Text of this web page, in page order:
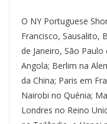
O NY Portuguese
Francisco, Sausalito,
de Janeiro, São
Angola; Berlim na
da China; Paris em
Nairobi no Quénia;
Londres no Reino